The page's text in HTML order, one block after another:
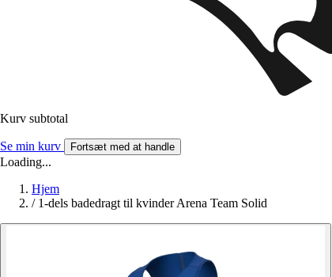
Kurv subtotal
Se min kurv Fortsæt med at handle
Loading...
Hjem
/ 1-dels badedragt til kvinder Arena Team Solid